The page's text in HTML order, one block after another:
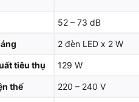
52 – 73 dB
2 đèn LED x 2 W
tiêu thụ 129 W
thế 220 – 240 V